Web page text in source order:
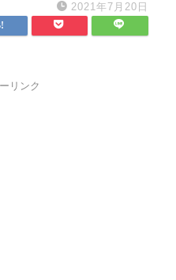
2021年7月20日
リンク